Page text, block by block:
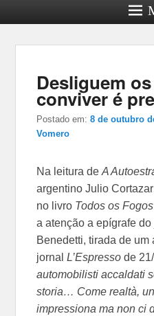
Desliguem
conviver é
Postado em:8 de outubro
Vomero
Na leitura deA
argentino Julio
no livro Todos os
a atenção a epígrafe
Benedetti, tirada de um
jornalL’Espresso de
automobilisti accaldati
storia… Come realtà,
impressiona ma non ci